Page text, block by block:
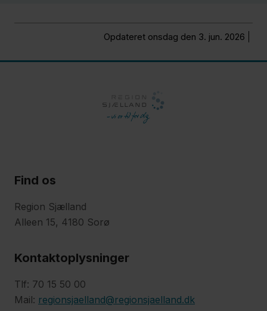
Opdateret onsdag den 3. jun. 2026
Find os
Region Sjælland
Alleen 15, 4180 Sorø
Kontaktoplysninger
Tlf: 70 15 50 00
Mail: regionsjaelland@regionsjaelland.dk